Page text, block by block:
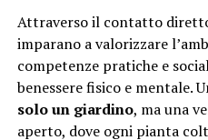
Attraverso il contatto
imparano a valorizzare
competenze pratiche e
benessere fisico e mentale.
solo un giardino, ma una
aperto, dove ogni pianta